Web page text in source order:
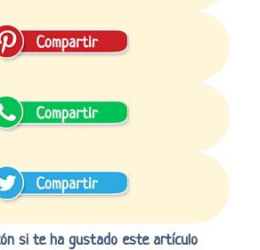
si te ha gustado este artículo